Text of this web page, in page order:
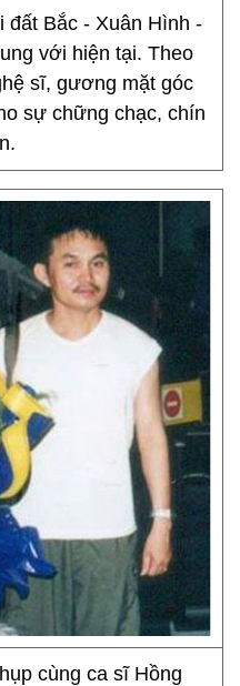
đất Bắc - Xuân Hình -
với hiện tại. Theo
sĩ, gương mặt góc
sự chững chạc, chín
cùng ca sĩ Hồng